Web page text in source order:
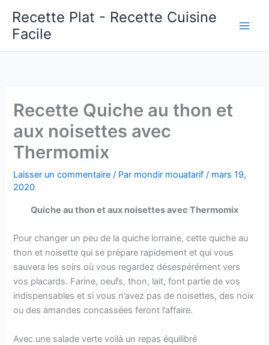
contenu
Recette Plat - Recette Cuisine
Facile
Recette Quiche au thon et
aux noisettes avec
Thermomix
Laisser un commentaire / Par mondir mouatarif/ mars 19,
2020
Quiche au thon et aux noisettes avec Thermomix
Pour changer un peu de la quiche lorraine, cette quiche au
thon et noisette qui se prépare rapidement et qui vous
sauvera les soirs où vous regardez désespérément vers
vos placards. Farine, oeufs, thon, lait, font partie de vos
indispensables et si vous n’avez pas de noisettes, des noix
ou des amandes concassées feront l’affaire.
Avec une salade verte voilà un repas équilibré